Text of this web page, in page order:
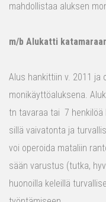
mahdollistaa aluksen
m/b Alukatti
Alus hankittiin v. 2011 ja
monikäyttöaluksena.
tn tavaraa tai 7 henkilöä
sillä vaivatonta ja
voi operoida mataliin
sään varustus (tutka,
huonoilla keleillä